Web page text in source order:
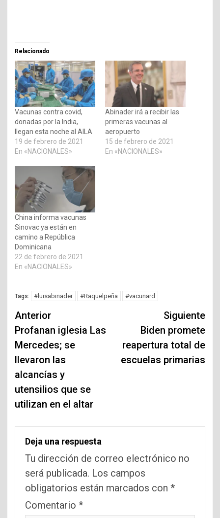
Relacionado
Vacunas contra covid,
donadas por la India,
llegan esta noche al AILA
19 de febrero de 2021
En «NACIONALES»
Abinader irá a recibir las
primeras vacunas al
aeropuerto
15 de febrero de 2021
En «NACIONALES»
China informa vacunas
Sinovac ya están en
camino a República
Dominicana
22 de febrero de 2021
En «NACIONALES»
Tags: #luisabinader #Raquelpeña #vacunard
Navegación
de
entradas
Anterior
Profanan iglesia Las
Mercedes; se
llevaron las
alcancías y
utensilios que se
utilizan en el altar
Siguiente
Biden promete
reapertura total de
escuelas primarias
Deja una respuesta
Tu dirección de correo electrónico no
será publicada. Los campos
obligatorios están marcados con *
Comentario *